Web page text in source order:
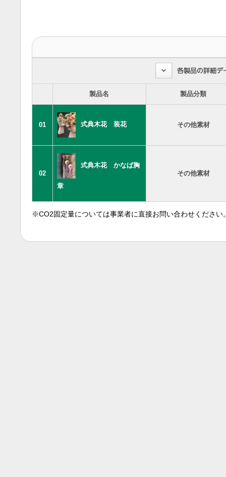
製品名 製品分類
01 式典木花 装花 その他素材
02
式典木花 かなば胸
章
その他素材
※CO2固定量については事業者に直接お問い合わせください